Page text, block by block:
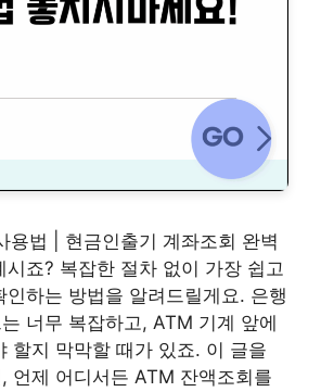
용법 | 현금인출기 계좌조회 완벽
시죠? 복잡한 절차 없이 가장 쉽고
인하는 방법을 알려드릴게요. 은행
너무 복잡하고, ATM 기계 앞에
할지 막막할 때가 있죠. 이 글을
언제 어디서든 ATM 잔액조회를